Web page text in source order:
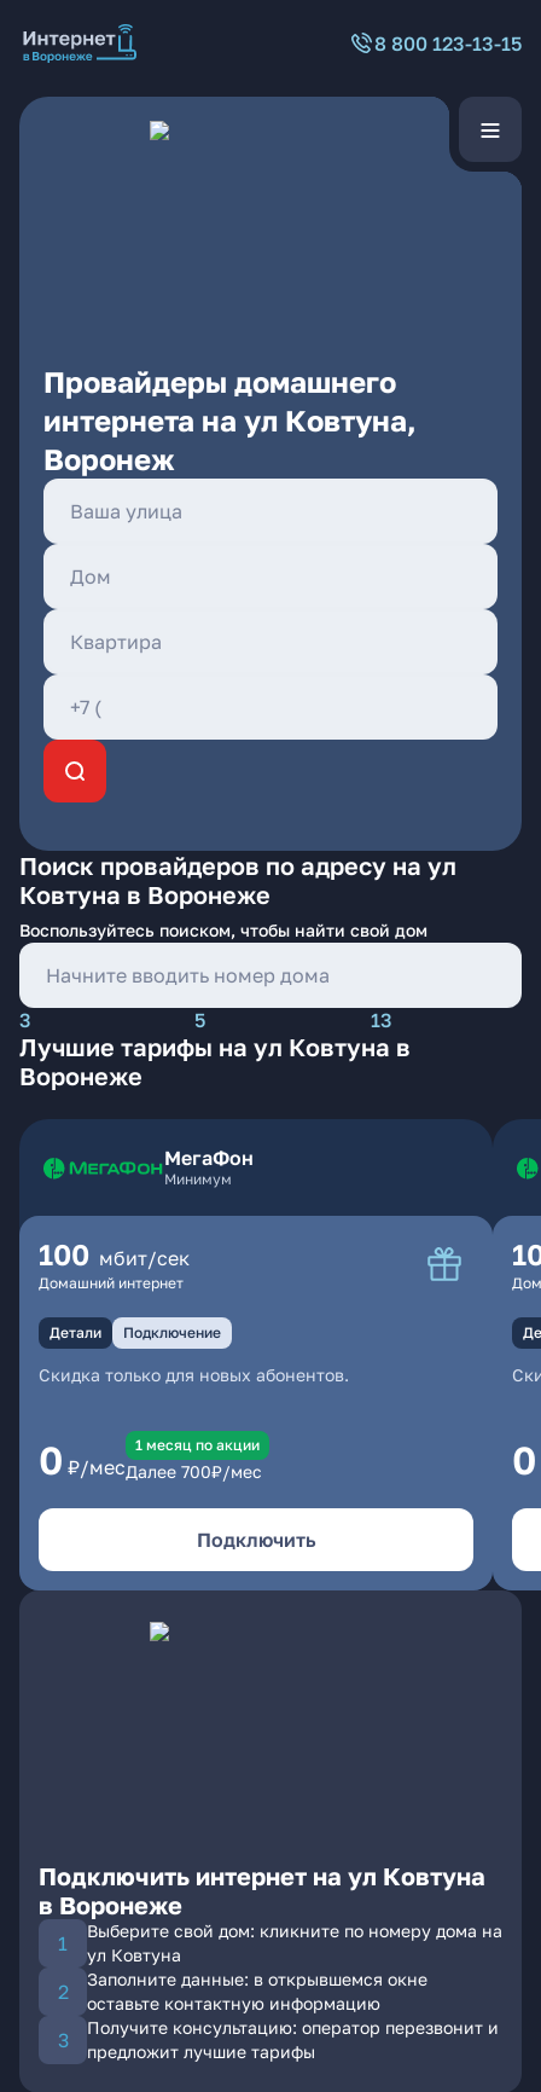
8 800 123-13-15
Провайдеры домашнего
интернета на ул Ковтуна,
Воронеж
Поиск провайдеров по адресу на ул
Ковтуна в Воронеже
Воспользуйтесь поиском, чтобы найти свой дом
3 5 13
Лучшие тарифы на ул Ковтуна в
Воронеже
МегаФон
Минимум
100 мбит/сек
Домашний интернет
Детали Подключение
Скидка только для новых абонентов.
0 ₽/мес
1 месяц по акции
Далее 700₽/мес
Подключить
0
Подключить интернет на ул Ковтуна
в Воронеже
Выберите свой дом: кликните по номеру дома на
ул Ковтуна
Заполните данные: в открывшемся окне
оставьте контактную информацию
Получите консультацию: оператор перезвонит и
предложит лучшие тарифы